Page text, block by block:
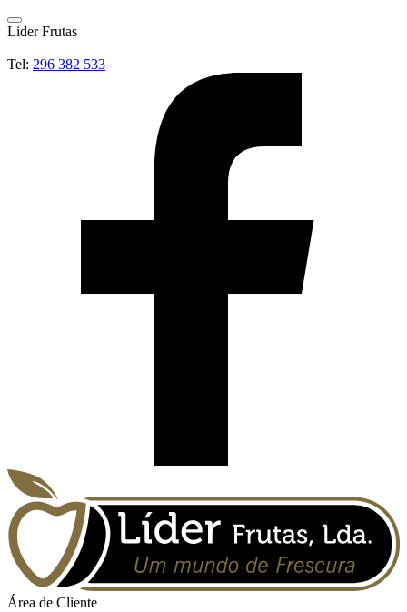
Lider Frutas
Tel: 296 382 533
Área de Cliente